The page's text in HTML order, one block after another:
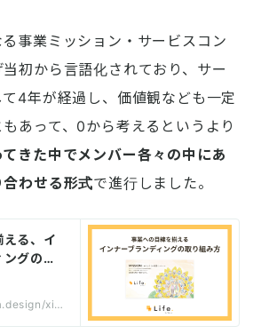
事業ミッション・サービスコン
初から言語化されており、サー
4年が経過し、価値観なども一定
あって、0から考えるというより
きた中でメンバー各々の中にあ
わせる形式で進行しました。
る、イ
グの取
xiol